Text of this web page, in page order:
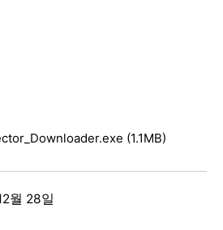
(1.1MB)
월 28일